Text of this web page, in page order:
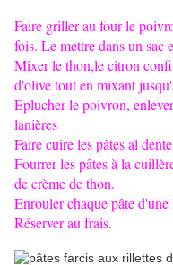
Faire griller au four le
fois. Le mettre dans un sac
Mixer le thon,le citron
d'olive tout en mixant
Eplucher le poivron,
lanières
Faire cuire les pâtes al
Fourrer les pâtes à la
de crème de thon.
Enrouler chaque pâte
Réserver au frais.